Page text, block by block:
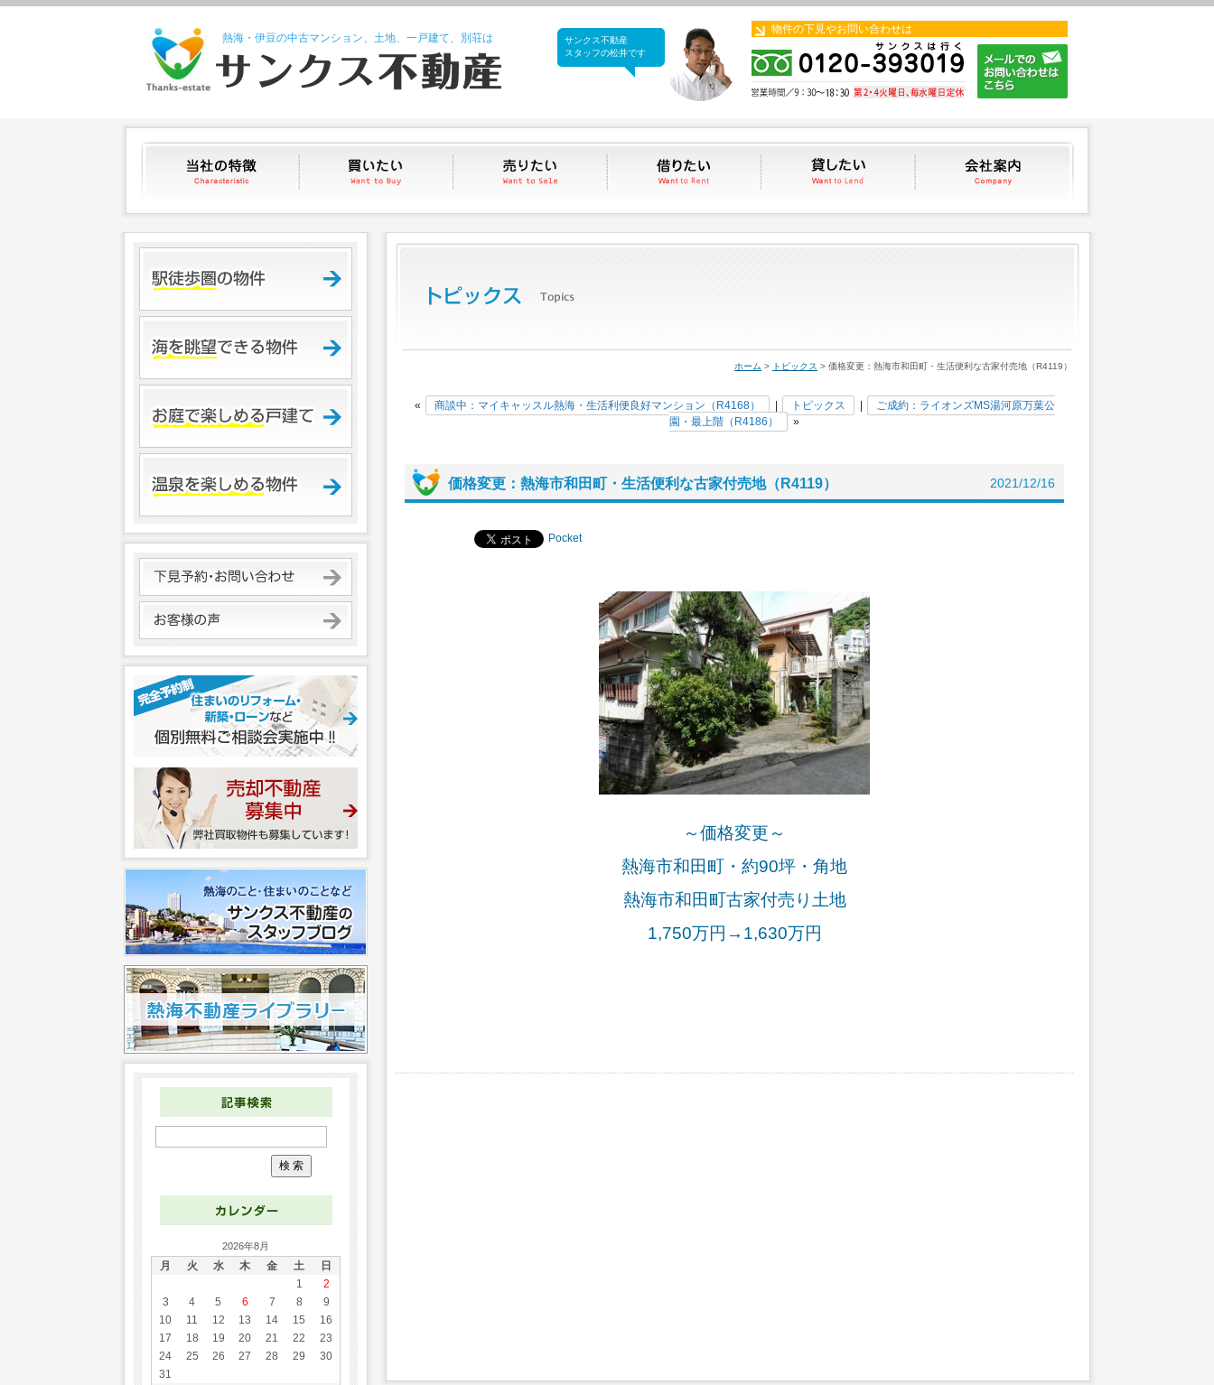
熱海・伊豆の中古マンション、土地、一戸建て、別荘は
サンクス不動産
サンクス不動産
スタッフの松井です
物件の下見やお問い合わせは
当社の特徴 買いたい 売りたい 借りたい 貸したい
ホーム > トピックス > 価格変更：熱海市和田町・生活便利な古家付売地（R4119）
« 商談中：マイキャッスル熱海・生活利便良好マンション（R4168） トピックス
ご成約：ライオンズMS湯河原万葉公
園・最上階（R4186）
»
価格変更：熱海市和田町・生活便利な古家付売地（R4119） 2021/12/16
Pocket
～価格変更～
熱海市和田町・約90坪・角地
熱海市和田町古家付売り土地
1,750万円→1,630万円
2026年8月
月 火 水 木 金 土 日
1
2
3
4 5 6 7 8
9
10
11 12 13 14 15
16
17
18 19 20 21 22
23
24
25 26 27 28 29
30
31